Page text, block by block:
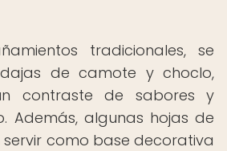
tradicionales, se
de camote y choclo,
contraste de sabores y
Además, algunas hojas de
como base decorativa